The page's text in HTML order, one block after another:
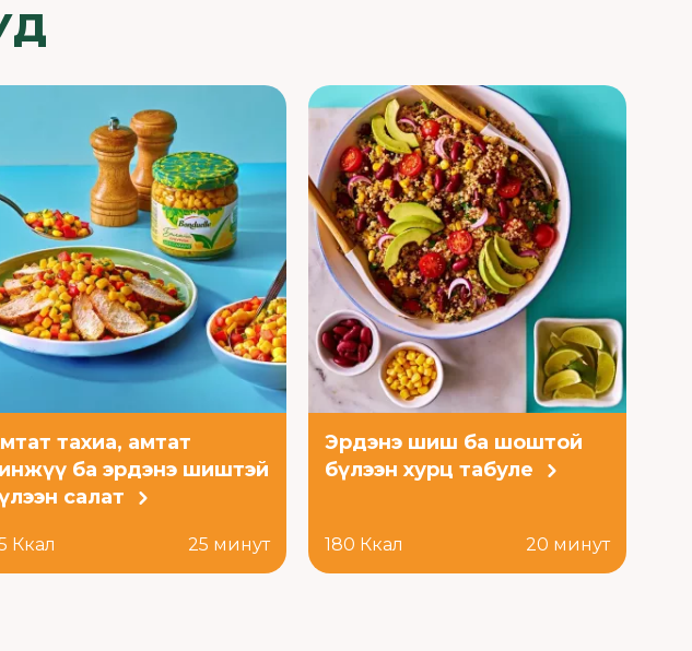
тахиа, амтат
ба эрдэнэ шиштэй
салат
Ккал 25 минут
Эрдэнэ шиш ба шоштой
бүлээн хурц табуле
180 Ккал 20 минут